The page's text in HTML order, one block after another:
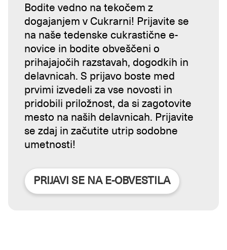
Bodite vedno na tekočem z
dogajanjem v Cukrarni! Prijavite se
na naše tedenske cukrastične e-
novice in bodite obveščeni o
prihajajočih razstavah, dogodkih in
delavnicah. S prijavo boste med
prvimi izvedeli za vse novosti in
pridobili priložnost, da si zagotovite
mesto na naših delavnicah. Prijavite
se zdaj in začutite utrip sodobne
umetnosti!
PRIJAVI SE NA E-OBVESTILA